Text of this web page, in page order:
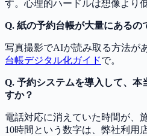
す。心理的ハードルは想像より
Q. 紙の予約台帳が大量にあるの
写真撮影でAIが読み取る方法が
台帳デジタル化ガイドで。
Q. 予約システムを導入して、本
すか？
電話対応に消えていた時間が、
10時間という数字は、弊社利用